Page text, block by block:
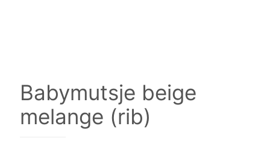
Babymutsje beige
melange (rib)